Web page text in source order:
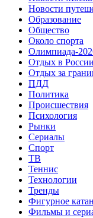
Новости
Образование
Общество
Около спорта
Олимпиада-
Отдых в России
Отдых за
ПДД
Политика
Происшествия
Психология
Рынки
Сериалы
Спорт
ТВ
Теннис
Технологии
Тренды
Фигурное
Фильмы и